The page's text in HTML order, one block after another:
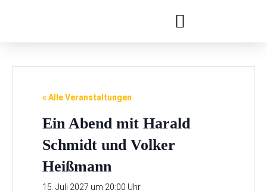
« Alle Veranstaltungen
Ein Abend mit Harald
Schmidt und Volker
Heißmann
15. Juli 2027 um 20:00 Uhr